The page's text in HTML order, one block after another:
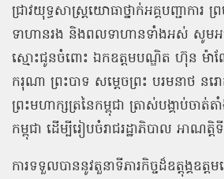
ជ្រាវយុទ្ធសាស្ត្រយោធាថ្នាក់អគ្គបញ្ជាកា
ទាហានរង និងពលទាហានទាំងអស់ សូម
ស្មោះជូនចំពោះ ឯកឧត្តមបណ្ឌិត ហ៊ុន ម៉ាណ
ករុណា ព្រះបាទ សម្តេចព្រះ បរមនាថ ន
ព្រះមហាក្សត្រនៃកម្ពុជា ត្រាស់បង្គាប់ចាត់ត
កម្ពុជា ដើម្បីរៀបចំរាជរដ្ឋាភិបាល អាណត្
ការទទួលបាននូវតួនាទីភារកិច្ចដ៏ឧត្តុង្គឧត្ត